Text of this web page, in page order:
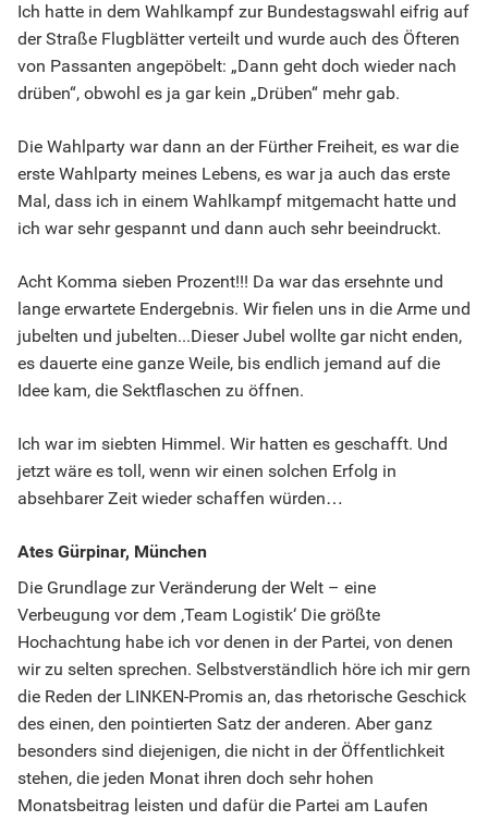
Ich hatte in dem Wahlkampf zur Bundestagswahl eifrig auf
der Straße Flugblätter verteilt und wurde auch des Öfteren
von Passanten angepöbelt: „Dann geht doch wieder nach
drüben“, obwohl es ja gar kein „Drüben“ mehr gab.
Die Wahlparty war dann an der Fürther Freiheit, es war die
erste Wahlparty meines Lebens, es war ja auch das erste
Mal, dass ich in einem Wahlkampf mitgemacht hatte und
ich war sehr gespannt und dann auch sehr beeindruckt.
Acht Komma sieben Prozent!!! Da war das ersehnte und
lange erwartete Endergebnis. Wir fielen uns in die Arme und
jubelten und jubelten...Dieser Jubel wollte gar nicht enden,
es dauerte eine ganze Weile, bis endlich jemand auf die
Idee kam, die Sektflaschen zu öffnen.
Ich war im siebten Himmel. Wir hatten es geschafft. Und
jetzt wäre es toll, wenn wir einen solchen Erfolg in
absehbarer Zeit wieder schaffen würden…
Ates Gürpinar, München
Die Grundlage zur Veränderung der Welt – eine
Verbeugung vor dem ‚Team Logistik‘ Die größte
Hochachtung habe ich vor denen in der Partei, von denen
wir zu selten sprechen. Selbstverständlich höre ich mir gern
die Reden der LINKEN-Promis an, das rhetorische Geschick
des einen, den pointierten Satz der anderen. Aber ganz
besonders sind diejenigen, die nicht in der Öffentlichkeit
stehen, die jeden Monat ihren doch sehr hohen
Monatsbeitrag leisten und dafür die Partei am Laufen